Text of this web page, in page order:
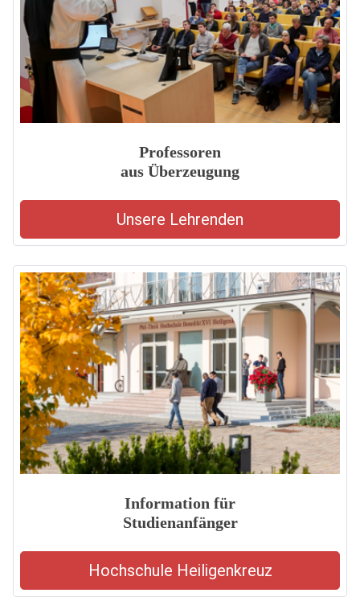
Professoren
aus Überzeugung
Unsere Lehrenden
Information für
Studienanfänger
Hochschule Heiligenkreuz